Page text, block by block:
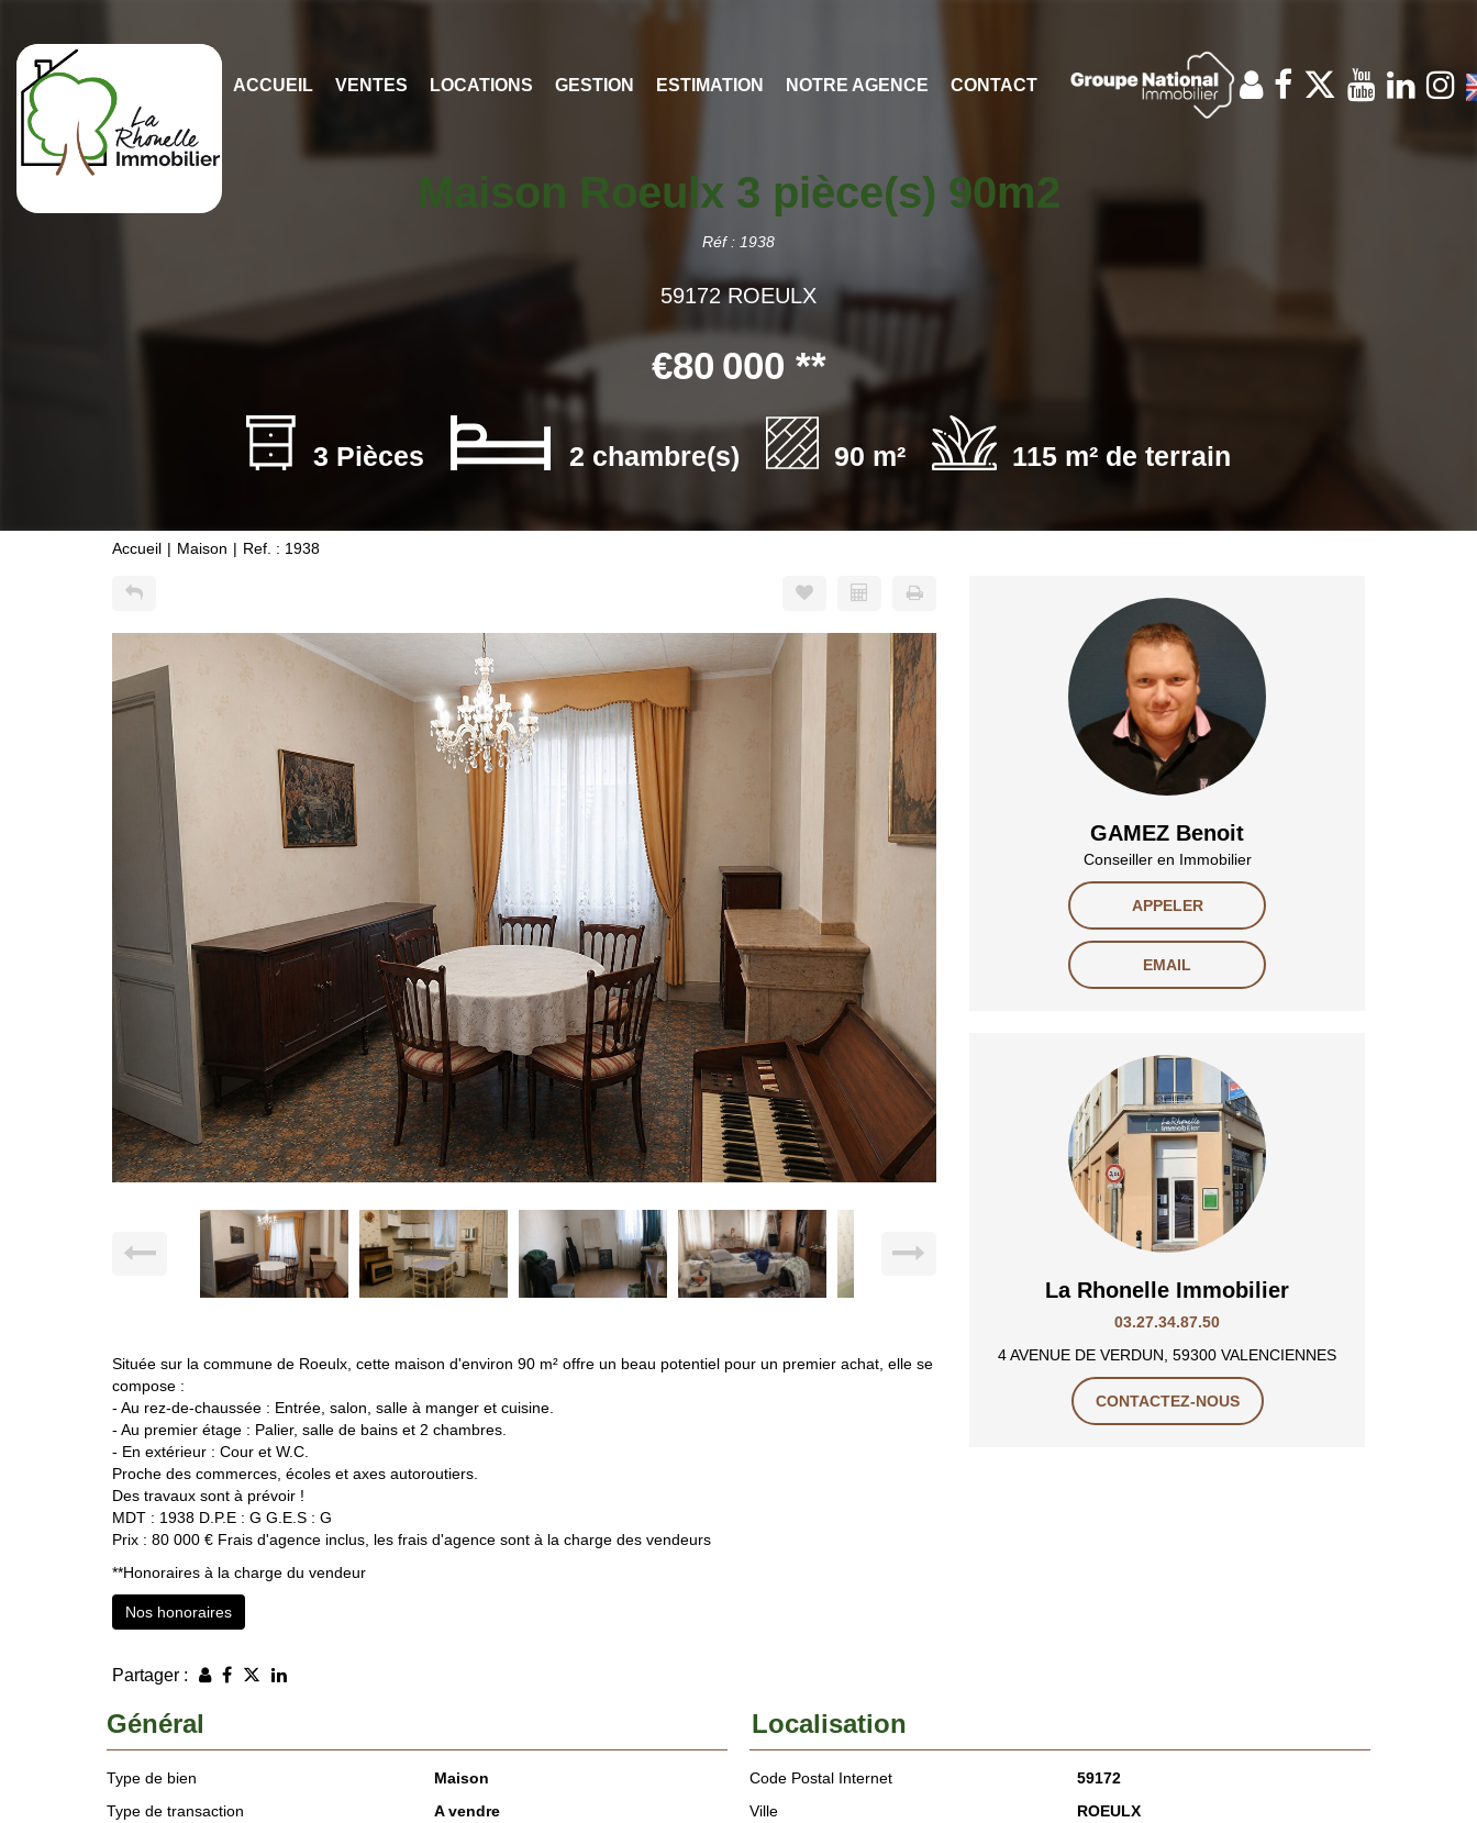
ACCUEIL VENTES LOCATIONS GESTION ESTIMATION NOTRE AGENCE CONTACT
Maison Roeulx 3 pièce(s) 90m2
Réf : 1938
59172 ROEULX
€80 000 **
3 Pièces 2 chambre(s) 90 m² 115 m² de terrain
Accueil Maison Ref. : 1938
Située sur la commune de Roeulx, cette maison d'environ 90 m² offre un beau potentiel pour un premier achat, elle se
compose :
- Au rez-de-chaussée : Entrée, salon, salle à manger et cuisine.
- Au premier étage : Palier, salle de bains et 2 chambres.
- En extérieur : Cour et W.C.
Proche des commerces, écoles et axes autoroutiers.
Des travaux sont à prévoir !
MDT : 1938 D.P.E : G G.E.S : G
Prix : 80 000 € Frais d'agence inclus, les frais d'agence sont à la charge des vendeurs
**Honoraires à la charge du vendeur
Nos honoraires
Partager :
GAMEZ Benoit
Conseiller en Immobilier
APPELER
EMAIL
La Rhonelle Immobilier
03.27.34.87.50
4 AVENUE DE VERDUN, 59300 VALENCIENNES
CONTACTEZ-NOUS
Général
Type de bien
Maison
Type de transaction
A vendre
Localisation
Code Postal Internet
59172
Ville
ROEULX